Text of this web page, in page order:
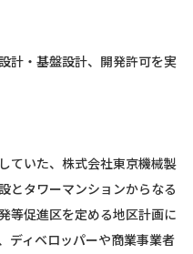
計・基盤設計、開発許可を実
ていた、株式会社東京機械製
とタワーマンションからなる
等促進区を定める地区計画に
ディベロッパーや商業事業者